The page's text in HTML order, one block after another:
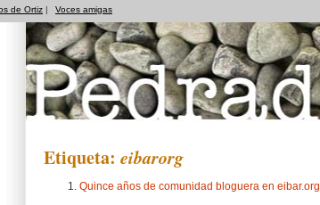
de Ortiz | Voces amigas
Etiqueta: eibarorg
Quince años de comunidad bloguera en eibar.org